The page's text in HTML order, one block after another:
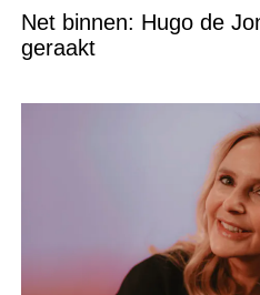
Net binnen: Hugo de
geraakt